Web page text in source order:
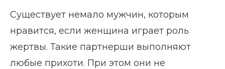
Существует немало мужчин, которым
нравится, если женщина играет роль
жертвы. Такие партнерши выполняют
любые прихоти. При этом они не